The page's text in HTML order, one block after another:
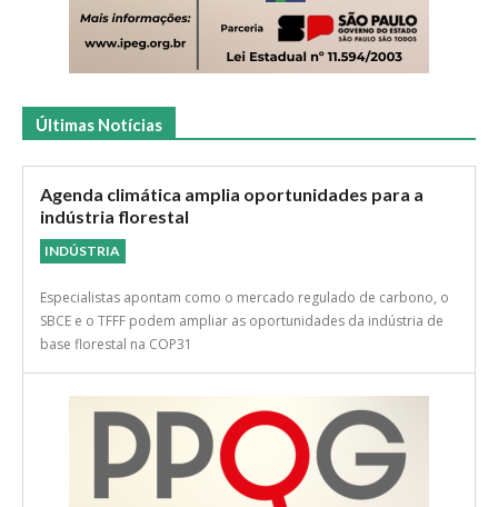
Últimas Notícias
Agenda climática amplia oportunidades para a
indústria florestal
INDÚSTRIA
Especialistas apontam como o mercado regulado de carbono, o
SBCE e o TFFF podem ampliar as oportunidades da indústria de
base florestal na COP31